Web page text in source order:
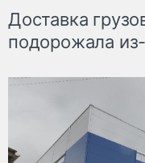
Доставка
подорожала